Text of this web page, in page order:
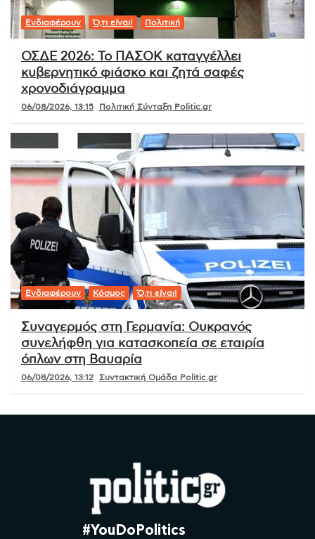
Ενδιαφέρουν Ό,τι είναι! Πολιτική
ΟΣΔΕ 2026: Το ΠΑΣΟΚ καταγγέλλει
κυβερνητικό φιάσκο και ζητά σαφές
χρονοδιάγραμμα
06/08/2026, 13:15 Πολιτική Σύνταξη Politic.gr
Ενδιαφέρουν Κόσμος Ό,τι είναι!
Συναγερμός στη Γερμανία: Ουκρανός
συνελήφθη για κατασκοπεία σε εταιρία
όπλων στη Βαυαρία
06/08/2026, 13:12 Συντακτική Ομάδα Politic.gr
#YouDoPolitics